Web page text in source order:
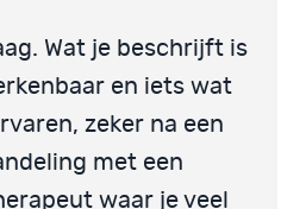
Wat je beschrijft is
en iets wat
zeker na een
met een
waar je veel